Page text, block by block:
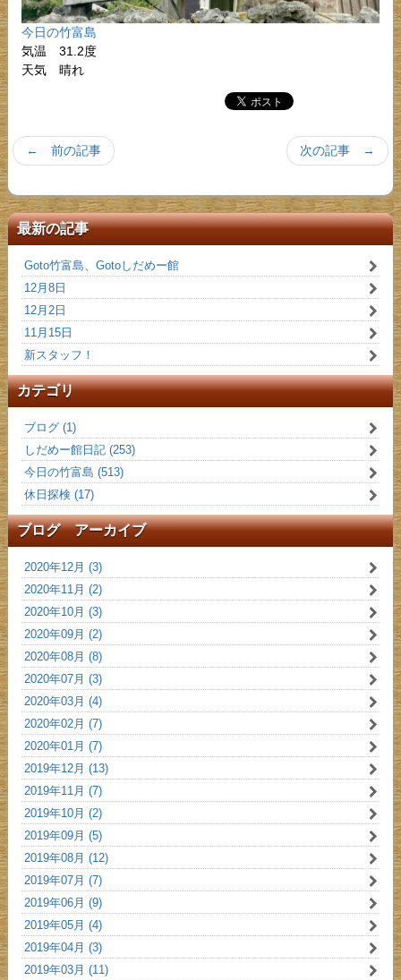
今日の竹富島
気温 31.2度
天気 晴れ
次の記事 →
← 前の記事
最新の記事
Goto竹富島、Gotoしだめー館
12月8日
12月2日
11月15日
新スタッフ！
カテゴリ
ブログ (1)
しだめー館日記 (253)
今日の竹富島 (513)
休日探検 (17)
ブログ アーカイブ
2020年12月 (3)
2020年11月 (2)
2020年10月 (3)
2020年09月 (2)
2020年08月 (8)
2020年07月 (3)
2020年03月 (4)
2020年02月 (7)
2020年01月 (7)
2019年12月 (13)
2019年11月 (7)
2019年10月 (2)
2019年09月 (5)
2019年08月 (12)
2019年07月 (7)
2019年06月 (9)
2019年05月 (4)
2019年04月 (3)
2019年03月 (11)